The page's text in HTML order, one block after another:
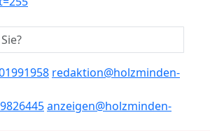
redaktion@holzminden-
anzeigen@holzminden-